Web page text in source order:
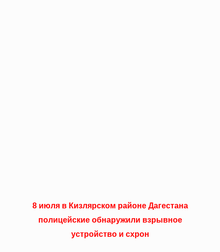
8 июля в Кизлярском районе Дагестана
полицейские обнаружили взрывное
устройство и схрон